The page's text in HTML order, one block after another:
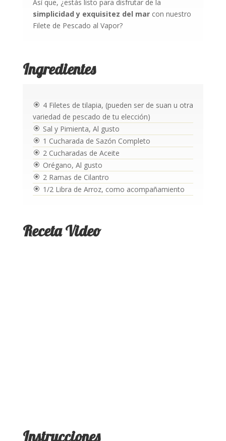
Así que, ¿estás listo para disfrutar de la
simplicidad y exquisitez del marcon nuestro
Filete de Pescado al Vapor?
Ingredientes
\ 4 Filetes de tilapia, (pueden ser de suan u otra
variedad de pescado de tu elección)
\ Sal y Pimienta, Al gusto
\ 1 Cucharada de Sazón Completo
\ 2 Cucharadas de Aceite
\ Orégano, Al gusto
\ 2 Ramas de Cilantro
\ 1/2 Libra de Arroz, como acompañamiento
Receta Video
Instrucciones